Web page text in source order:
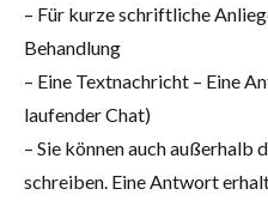
– Für kurze schriftliche
Behandlung
– Eine Textnachricht – Eine
laufender Chat)
– Sie können auch außerhalb
schreiben. Eine Antwort